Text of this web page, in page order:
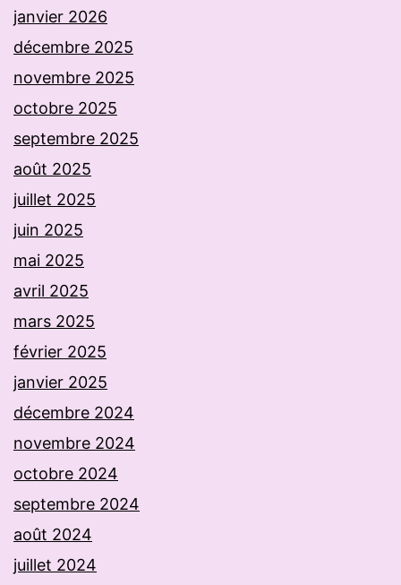
janvier 2026
décembre 2025
novembre 2025
octobre 2025
septembre 2025
août 2025
juillet 2025
juin 2025
mai 2025
avril 2025
mars 2025
février 2025
janvier 2025
décembre 2024
novembre 2024
octobre 2024
septembre 2024
août 2024
juillet 2024